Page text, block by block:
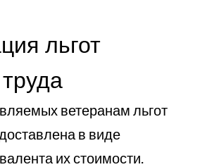
льгот
ветеранам льгот
в виде
их стоимости.